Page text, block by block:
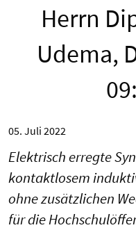
Herrn
Udema,
05. Juli 2022
Elektrisch erregte
kontaktlosem
ohne zusätzlichen
für die